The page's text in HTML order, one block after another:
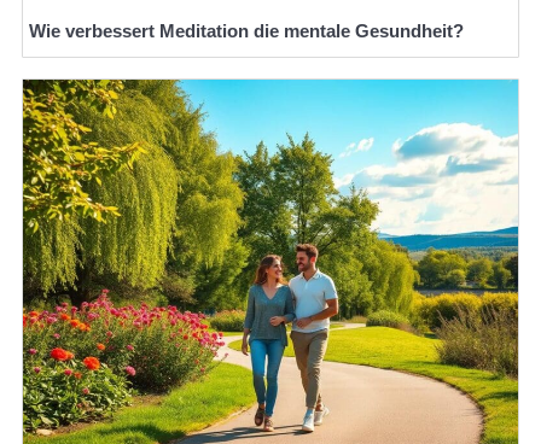
Wie verbessert Meditation die mentale Gesundheit?